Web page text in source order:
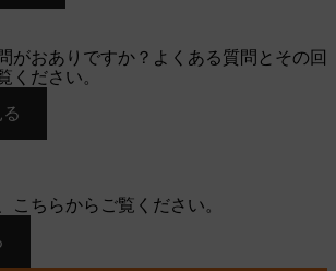
がおありですか？よくある質問とその回
ください。
こちらからご覧ください。